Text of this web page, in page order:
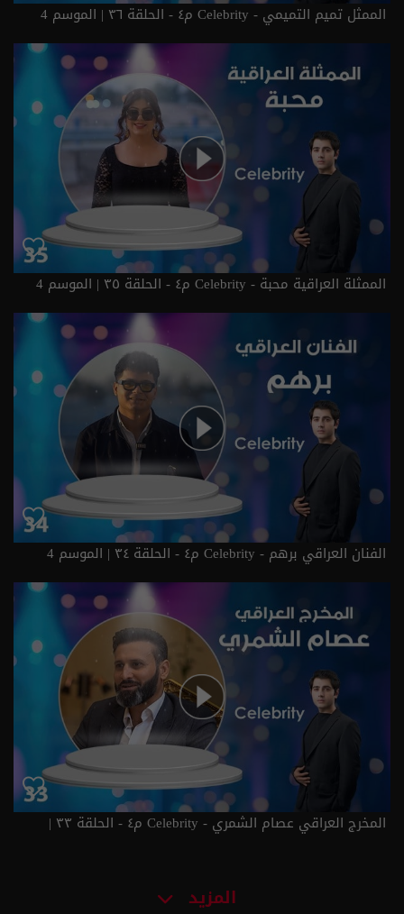
الممثل تميم التميمي - Celebrity م٤ - الحلقة ٣٦ | الموسم 4
الممثلة العراقية محبة - Celebrity م٤ - الحلقة ٣٥ | الموسم 4
الفنان العراقي برهم - Celebrity م٤ - الحلقة ٣٤ | الموسم 4
المخرج العراقي عصام الشمري - Celebrity م٤ - الحلقة ٣٣ |
المزيد